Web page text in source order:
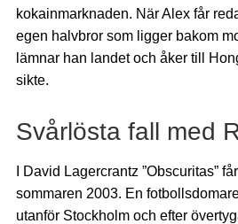
kokainmarknaden. När Alex får
egen halvbror som ligger bakom
lämnar han landet och åker till
sikte.
Svårlösta fall med
I David Lagercrantz ”Obscuritas”
sommaren 2003. En
utanför Stockholm och efter